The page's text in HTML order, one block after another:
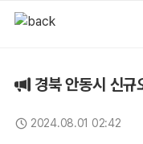
경북 안동시 신규
2024.08.01 02:42
업데이트일